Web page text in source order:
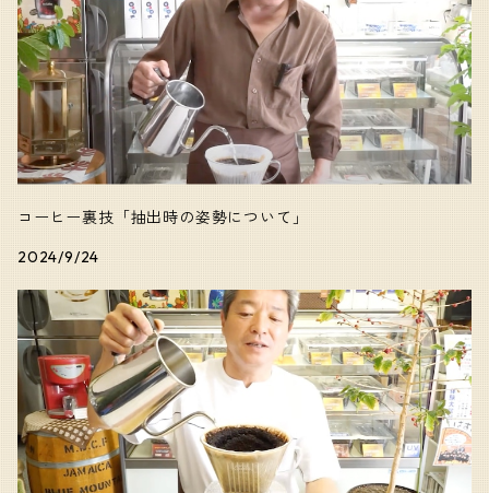
苦味のあるコーヒー
香りの良いコーヒー
コーヒー裏技「抽出時の姿勢について」
2024/9/24